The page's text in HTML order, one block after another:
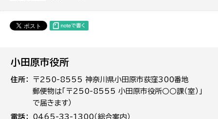
小田原市役所
住所
〒250-8555 神奈川県小田原市荻窪300番地
郵便物は「〒250-8555 小田原市役所○○課（室）」
で届きます）
電話
0465-33-1300（総合案内）